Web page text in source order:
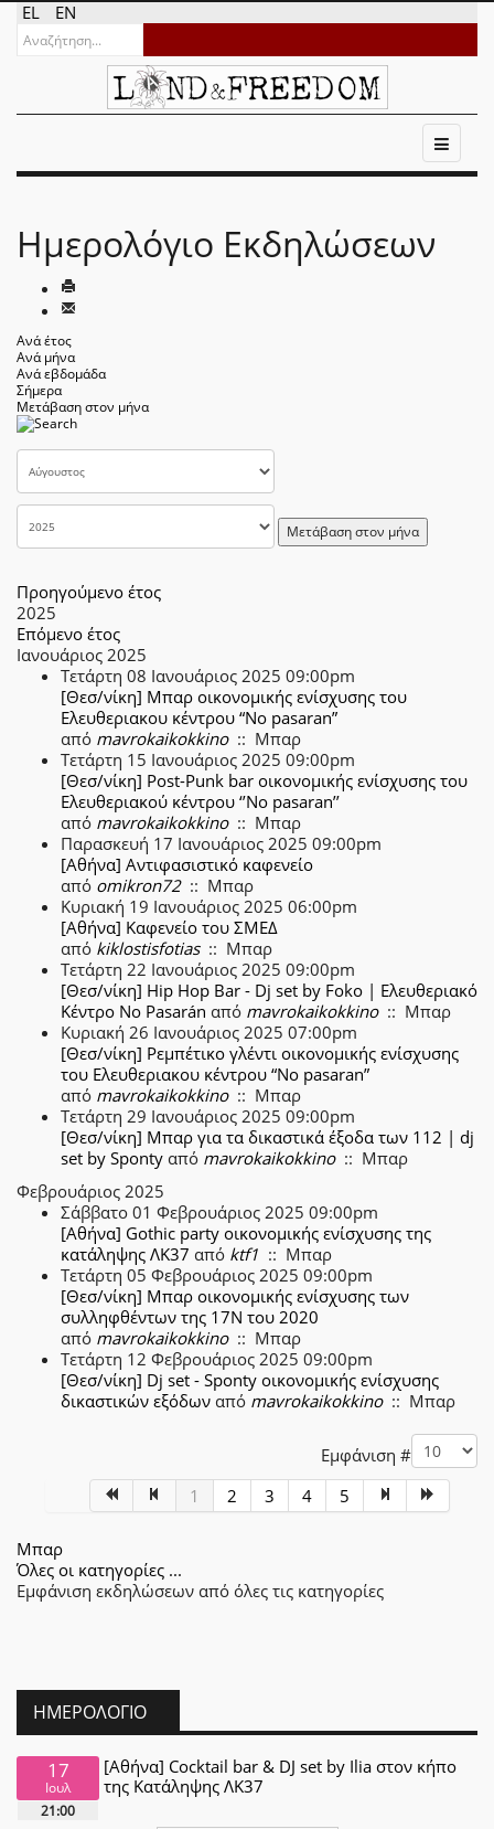
EL EN
Ημερολόγιο Εκδηλώσεων
Ανά έτος
Ανά μήνα
Ανά εβδομάδα
Σήμερα
Μετάβαση στον μήνα
Μετάβαση στον μήνα
Προηγούμενο έτος
2025
Επόμενο έτος
Ιανουάριος 2025
Τετάρτη 08 Ιανουάριος 2025 09:00pm
[Θεσ/νίκη] Μπαρ οικονομικής ενίσχυσης του
Ελευθεριακου κέντρου “No pasaran”
από mavrokaikokkino:: Μπαρ
Τετάρτη 15 Ιανουάριος 2025 09:00pm
[Θεσ/νίκη] Post-Punk bar οικονομικής ενίσχυσης του
Ελευθεριακού κέντρου ‘’No pasaran’’
από mavrokaikokkino:: Μπαρ
Παρασκευή 17 Ιανουάριος 2025 09:00pm
[Αθήνα] Αντιφασιστικό καφενείο
από omikron72:: Μπαρ
Κυριακή 19 Ιανουάριος 2025 06:00pm
[Αθήνα] Καφενείο του ΣΜΕΔ
από kiklostisfotias:: Μπαρ
Τετάρτη 22 Ιανουάριος 2025 09:00pm
[Θεσ/νίκη] Hip Hop Bar - Dj set by Foko | Ελευθεριακό
Κέντρο No Pasarán από mavrokaikokkino:: Μπαρ
Κυριακή 26 Ιανουάριος 2025 07:00pm
[Θεσ/νίκη] Ρεμπέτικο γλέντι οικονομικής ενίσχυσης
του Ελευθεριακου κέντρου “No pasaran”
από mavrokaikokkino:: Μπαρ
Τετάρτη 29 Ιανουάριος 2025 09:00pm
[Θεσ/νίκη] Μπαρ για τα δικαστικά έξοδα των 112 | dj
set by Sponty από mavrokaikokkino:: Μπαρ
Φεβρουάριος 2025
Σάββατο 01 Φεβρουάριος 2025 09:00pm
[Αθήνα] Gothic party οικονομικής ενίσχυσης της
κατάληψης ΛΚ37 από ktf1 :: Μπαρ
Τετάρτη 05 Φεβρουάριος 2025 09:00pm
[Θεσ/νίκη] Μπαρ οικονομικής ενίσχυσης των
συλληφθέντων της 17Ν του 2020
από mavrokaikokkino:: Μπαρ
Τετάρτη 12 Φεβρουάριος 2025 09:00pm
[Θεσ/νίκη] Dj set - Sponty οικονομικής ενίσχυσης
δικαστικών εξόδων από mavrokaikokkino:: Μπαρ
Εμφάνιση #
1
2 3 4 5
Μπαρ
Όλες οι κατηγορίες ...
Εμφάνιση εκδηλώσεων από όλες τις κατηγορίες
ΗΜΕΡΟΛΌΓΙΟ
17
Ιουλ
21:00
[Αθήνα] Cocktail bar & DJ set by Ilia στον κήπο
της Κατάληψης ΛΚ37